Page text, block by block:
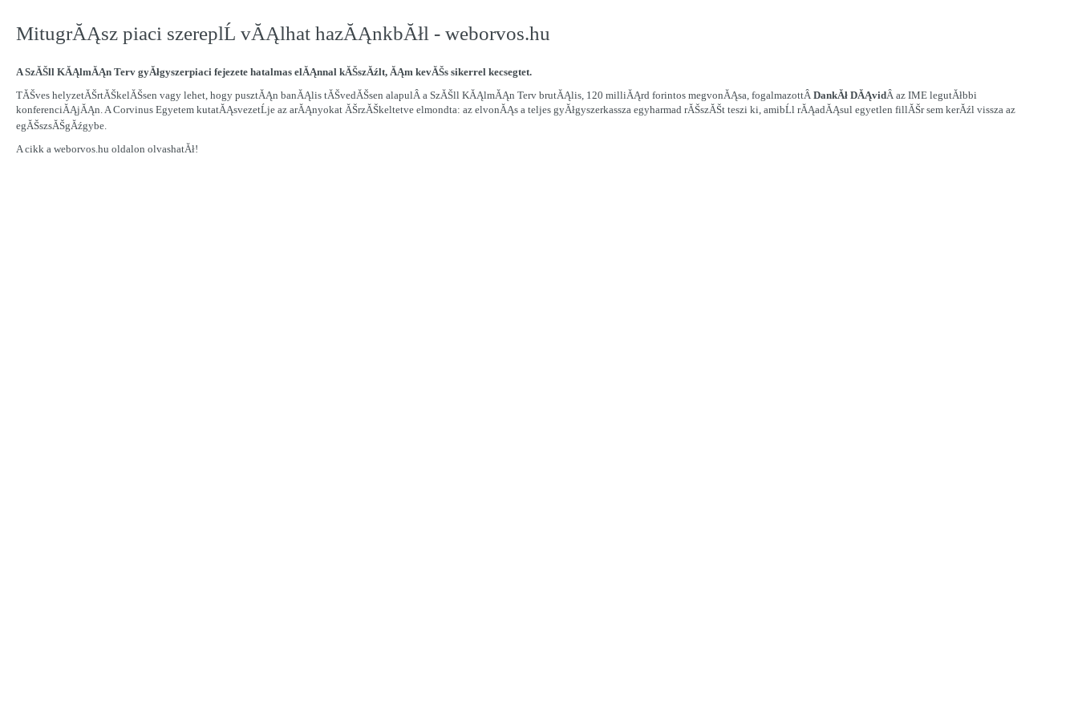
MitugrĂĄsz piaci szereplĹ vĂĄlhat hazĂĄnkbĂłl - weborvos.hu
A SzĂŠll KĂĄlmĂĄn Terv gyĂłgyszerpiaci fejezete hatalmas elĂĄnnal kĂŠszĂźlt, ĂĄm kevĂŠs sikerrel kecsegtet.
TĂŠves helyzetĂŠrtĂŠkelĂŠsen vagy lehet, hogy pusztĂĄn banĂĄlis tĂŠvedĂŠsen alapulÂ a SzĂŠll KĂĄlmĂĄn Terv brutĂĄlis, 120 milliĂĄrd forintos megvonĂĄsa, fogalmazottÂ DankĂł DĂĄvidÂ az IME legutĂłbbi
konferenciĂĄjĂĄn. A Corvinus Egyetem kutatĂĄsvezetĹje az arĂĄnyokat ĂŠrzĂŠkeltetve elmondta: az elvonĂĄs a teljes gyĂłgyszerkassza egyharmad rĂŠszĂŠt teszi ki, amibĹl rĂĄadĂĄsul egyetlen fillĂŠr sem kerĂźl vissza az
egĂŠszsĂŠgĂźgybe.
A cikk a weborvos.hu oldalon olvashatĂł!